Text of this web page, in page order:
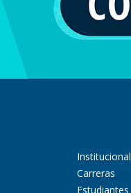
Institucional
Carreras
Estudiantes